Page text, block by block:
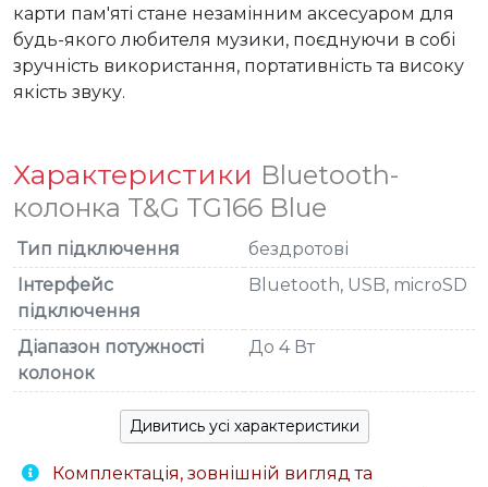
карти пам'яті стане незамінним аксесуаром для
будь-якого любителя музики, поєднуючи в собі
зручність використання, портативність та високу
якість звуку.
Характеристики Bluetooth-
колонка T&G TG166 Blue
Тип підключення
бездротові
Інтерфейс
підключення
Bluetooth, USB, microSD
Діапазон потужності
колонок
До 4 Вт
Дивитись усі характеристики
Комплектація, зовнішній вигляд та